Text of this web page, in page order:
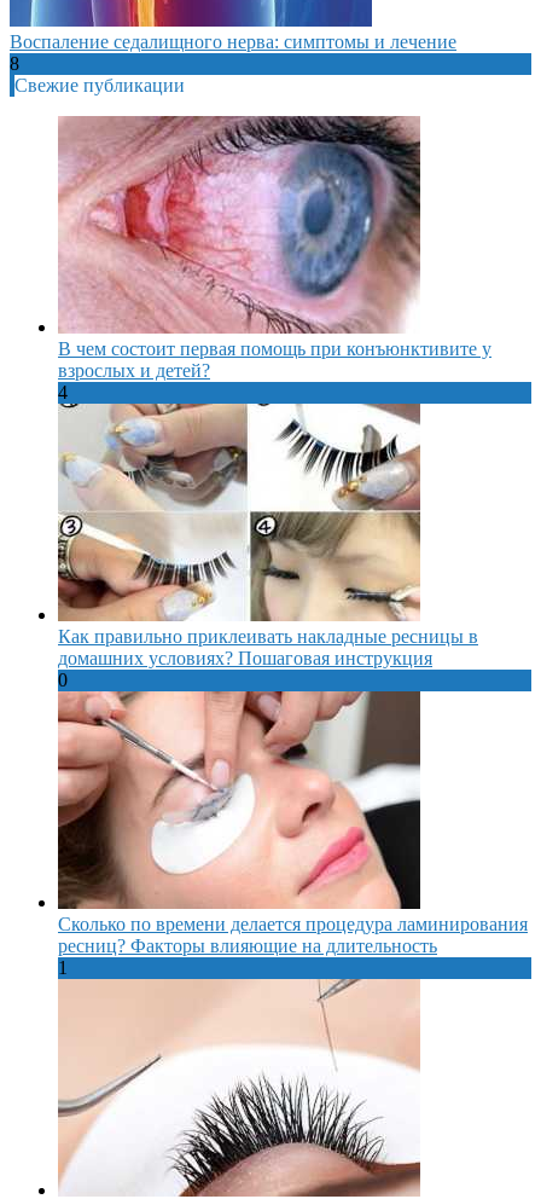
Воспаление седалищного нерва: симптомы и лечение
8
Свежие публикации
В чем состоит первая помощь при конъюнктивите у
взрослых и детей?
4
Как правильно приклеивать накладные ресницы в
домашних условиях? Пошаговая инструкция
0
Сколько по времени делается процедура ламинирования
ресниц? Факторы влияющие на длительность
1